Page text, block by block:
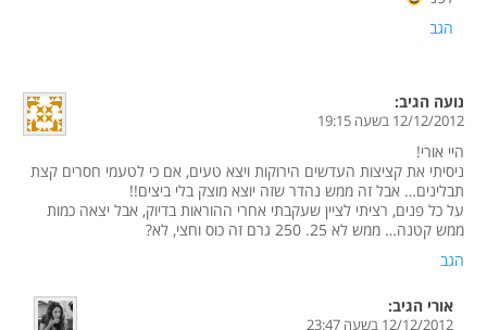
הגב
נועה הגיב:
12/12/2012 בשעה 19:15
היי אורי!
ניסיתי את קציצות העדשים הירוקות ויצא טעים, אם כי לטעמי חסרים קצת
תבלינים… אבל זה ממש נהדר שזה יוצא מוצק בלי ביצים!!
על כל פנים, רציתי לציין שעקבתי אחרי ההוראות בדיוק, אבל יצאה כמות
ממש קטנה… ממש לא 25. 250 גרם זה כוס וחצי, לא?
הגב
אורי הגיב:
12/12/2012 בשעה 23:47